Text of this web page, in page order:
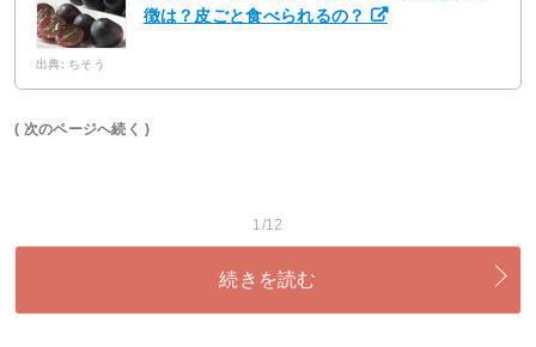
徴は？皮ごと食べられるの？
出典: ちそう
( 次のページへ続く )
1/12
続きを読む